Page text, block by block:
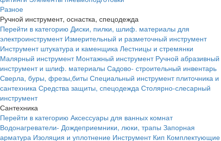
Разное
Ручной инструмент, оснастка, спецодежда
Перейти в категорию Диски, пилки, шлиф. материалы для
электроинструмент Измерительный и разметочный инструмент
Инструмент штукатура и каменщика Лестницы и стремянки
Малярный инструмент Монтажный инструмент Ручной абразивный
инструмент и шлиф. материалы Садово- строительный инвентарь
Сверла, буры, фрезы,биты Специальный инструмент плиточника и
сантехника Средства защиты, спецодежда Столярно-слесарный
инструмент
Сантехника
Перейти в категорию Аксессуары для ванных комнат
Водонагреватели- Дождеприемники, люки, трапы Запорная
арматура Изоляция и уплотнение Инструмент Кип Комплектующие